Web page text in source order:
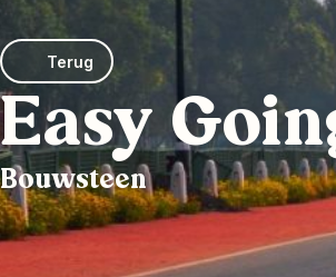
Terug
Easy
Bouwsteen